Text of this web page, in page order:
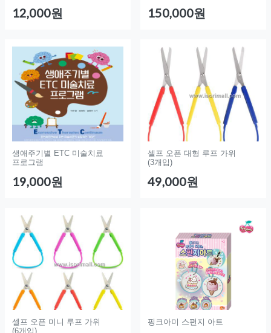
12,000원 150,000원
생애주기별 ETC 미술치료
프로그램
19,000원
셀프 오픈 대형 루프 가위
(3개입)
49,000원
셀프 오픈 미니 루프 가위
(6개입)
핑크아미 스펀지 아트